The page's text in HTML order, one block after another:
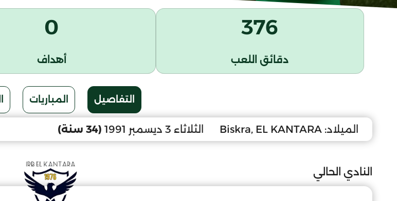
376
دقائق اللعب
0
أهداف
التفاصيل المباريات
الميلاد: Biskra, EL KANTARA الثلاثاء 3 ديسمبر 1991 (34 سنة)
النادي الحالي